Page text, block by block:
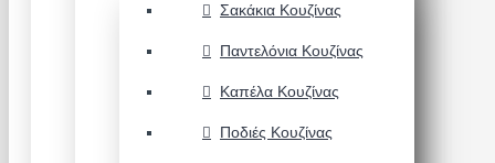
Σακάκια Κουζίνας
Παντελόνια Κουζίνας
Καπέλα Κουζίνας
Ποδιές Κουζίνας